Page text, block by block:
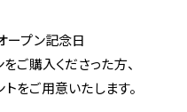
ープン記念日
ご購入くださった方、
をご用意いたします。